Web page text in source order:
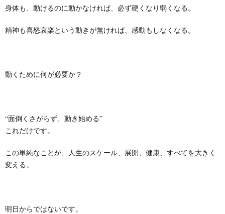
身体も、動けるのに動かなければ、必ず硬くなり弱くなる。
精神も喜怒哀楽という動きが無ければ、感動もしなくなる。
動くために何が必要か？
“面倒くさがらず、動き始める”
これだけです。
この単純なことが、人生のスケール、展開、健康、すべてを大きく
変える。
明日からではないです。